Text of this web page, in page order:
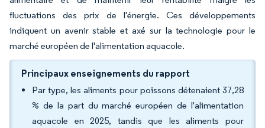
fluctuations des prix de l'énergie. Ces développements
indiquent un avenir stable et axé sur la technologie pour le
marché européen de l'alimentation aquacole.
Principaux enseignements du rapport
Par type, les aliments pour poissons détenaient 37,28
% de la part du marché européen de l'alimentation
aquacole en 2025, tandis que les aliments pour